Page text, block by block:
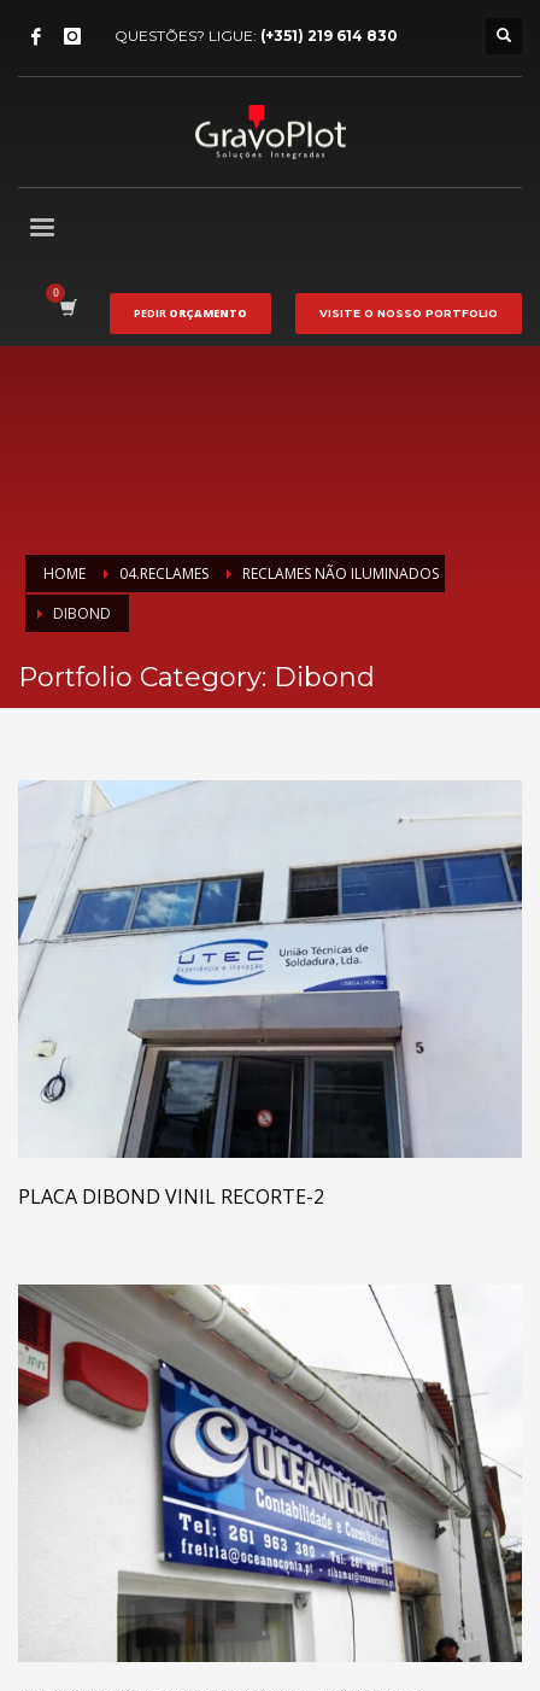
QUESTÕES? LIGUE: (+351) 219 614 830
PEDIR ORÇAMENTO VISITE O NOSSO PORTFOLIO
HOME 04.RECLAMES
RECLAMES NÃO ILUMINADOS
DIBOND
Portfolio Category: Dibond
PLACA DIBOND VINIL RECORTE-2